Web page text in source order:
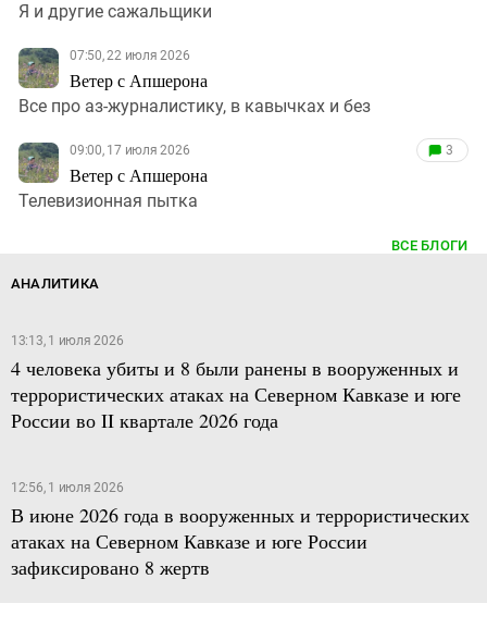
Я и другие сажальщики
07:50, 22 июля 2026
Ветер с Апшерона
Все про аз-журналистику, в кавычках и без
09:00, 17 июля 2026
Ветер с Апшерона
3
Телевизионная пытка
ВСЕ БЛОГИ
АНАЛИТИКА
13:13, 1 июля 2026
4 человека убиты и 8 были ранены в вооруженных и
террористических атаках на Северном Кавказе и юге
России во II квартале 2026 года
12:56, 1 июля 2026
В июне 2026 года в вооруженных и террористических
атаках на Северном Кавказе и юге России
зафиксировано 8 жертв